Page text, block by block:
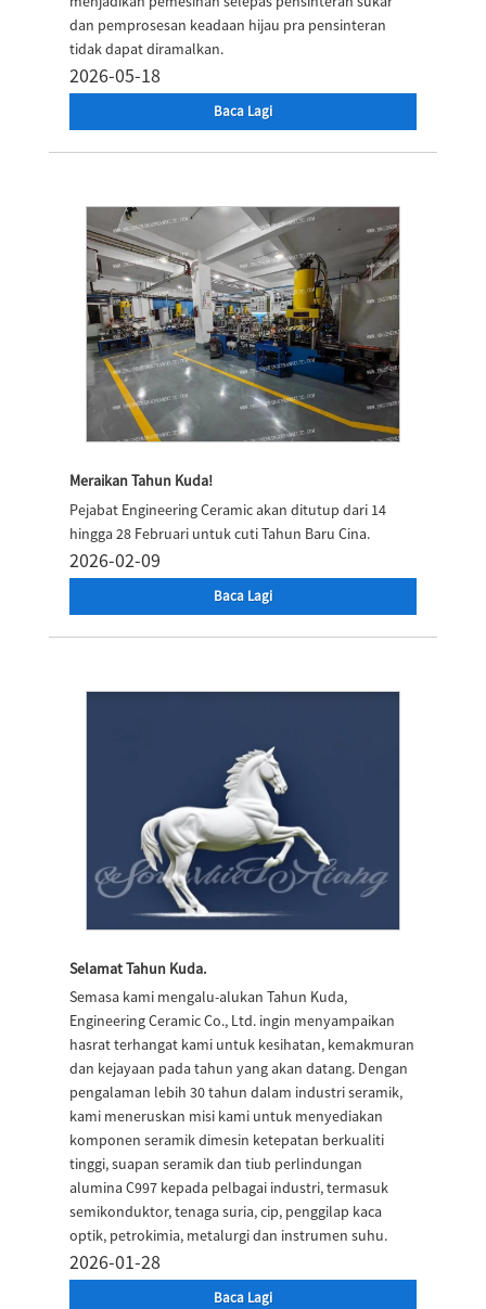
dan pemprosesan keadaan hijau pra pensinteran
tidak dapat diramalkan.
2026-05-18
Baca Lagi
Meraikan Tahun Kuda!
Pejabat Engineering Ceramic akan ditutup dari 14
hingga 28 Februari untuk cuti Tahun Baru Cina.
2026-02-09
Baca Lagi
Selamat Tahun Kuda.
Semasa kami mengalu-alukan Tahun Kuda,
Engineering Ceramic Co., Ltd. ingin menyampaikan
hasrat terhangat kami untuk kesihatan, kemakmuran
dan kejayaan pada tahun yang akan datang. Dengan
pengalaman lebih 30 tahun dalam industri seramik,
kami meneruskan misi kami untuk menyediakan
komponen seramik dimesin ketepatan berkualiti
tinggi, suapan seramik dan tiub perlindungan
alumina C997 kepada pelbagai industri, termasuk
semikonduktor, tenaga suria, cip, penggilap kaca
optik, petrokimia, metalurgi dan instrumen suhu.
2026-01-28
Baca Lagi